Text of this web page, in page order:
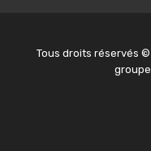
Tous droits réservés
groupe